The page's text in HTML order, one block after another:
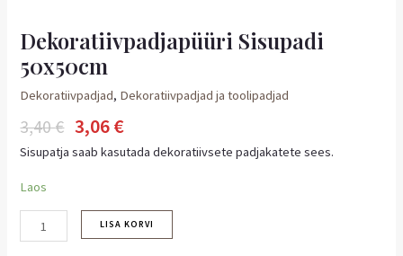
Dekoratiivpadjapüüri Sisupadi
50x50cm
Dekoratiivpadjad, Dekoratiivpadjad ja toolipadjad
3,40€ 3,06€
Sisupatja saab kasutada dekoratiivsete padjakatete sees.
Laos
LISA KORVI